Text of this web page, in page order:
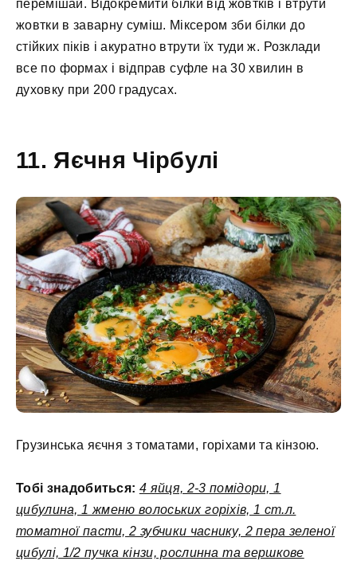
перемішай. Відокремити білки від жовтків і втрути
жовтки в заварну суміш. Міксером зби білки до
стійких піків і акуратно втрути їх туди ж. Розклади
все по формах і відправ суфле на 30 хвилин в
духовку при 200 градусах.
11. Яєчня Чірбулі
Грузинська яєчня з томатами, горіхами та кінзою.
Тобі знадобиться: 4 яйця, 2-3 помідори, 1
цибулина, 1 жменю волоських горіхів, 1 ст.л.
томатної пасти, 2 зубчики часнику, 2 пера зеленої
цибулі, 1/2 пучка кінзи, рослинна та вершкове